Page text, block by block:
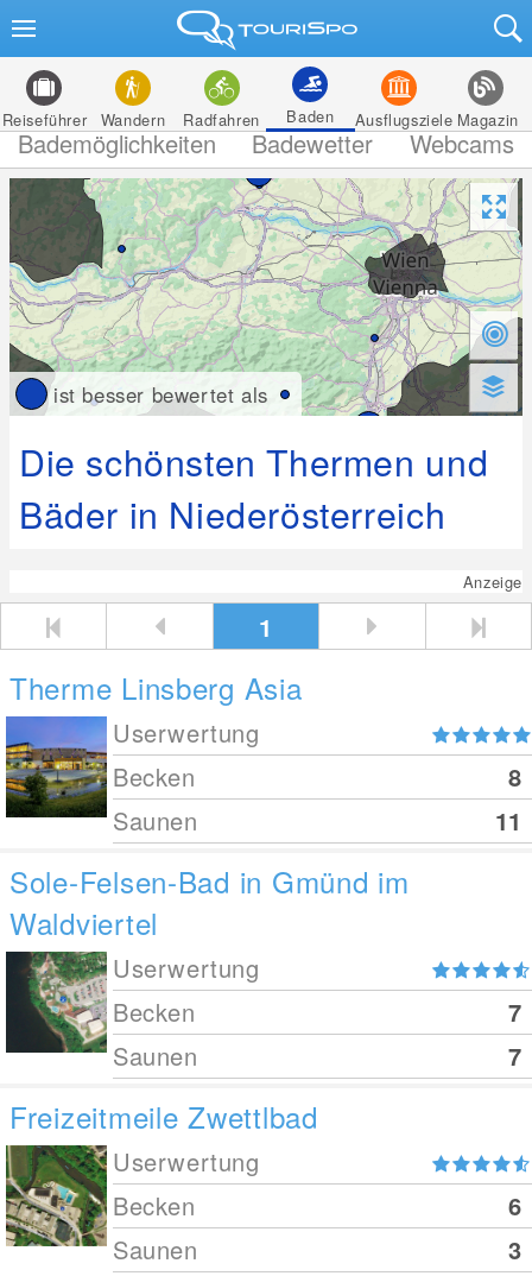
Reiseführer Wandern Radfahren Baden Ausflugsziele Magazin
Bademöglichkeiten Badewetter Webcams
ist besser bewertet als
Die schönsten Thermen und
Bäder in Niederösterreich
Anzeige
1
Therme Linsberg Asia
Userwertung
Becken
8
Saunen
11
Sole-Felsen-Bad in Gmünd im
Waldviertel
Userwertung
Becken
7
Saunen
7
Freizeitmeile Zwettlbad
Userwertung
Becken
6
Saunen
3